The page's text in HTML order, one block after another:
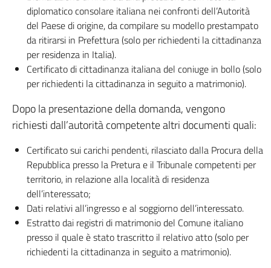
diplomatico consolare italiana nei confronti dell’Autorità
del Paese di origine, da compilare su modello prestampato
da ritirarsi in Prefettura (solo per richiedenti la cittadinanza
per residenza in Italia).
Certificato di cittadinanza italiana del coniuge in bollo (solo
per richiedenti la cittadinanza in seguito a matrimonio).
Dopo la presentazione della domanda, vengono
richiesti dall’autorità competente altri documenti quali:
Certificato sui carichi pendenti, rilasciato dalla Procura della
Repubblica presso la Pretura e il Tribunale competenti per
territorio, in relazione alla località di residenza
dell’interessato;
Dati relativi all’ingresso e al soggiorno dell’interessato.
Estratto dai registri di matrimonio del Comune italiano
presso il quale è stato trascritto il relativo atto (solo per
richiedenti la cittadinanza in seguito a matrimonio).